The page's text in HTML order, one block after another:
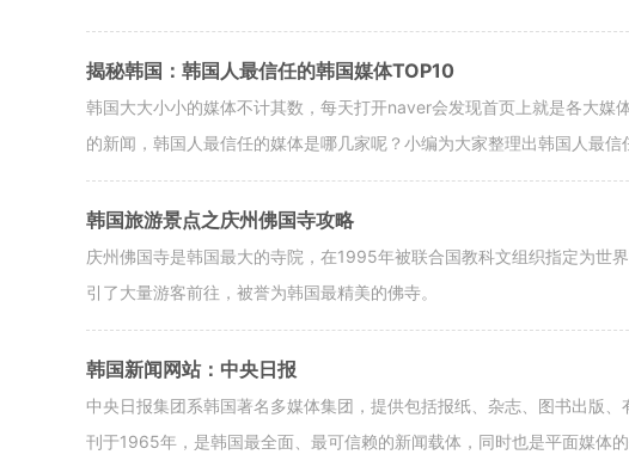
揭秘韩国：韩国人最信任的韩国媒体TOP10
韩国大大小小的媒体不计其数，每天打开naver会发现首页上就是各大媒
的新闻，韩国人最信任的媒体是哪几家呢？小编为大家整理出韩国人最
韩国旅游景点之庆州佛国寺攻略
庆州佛国寺是韩国最大的寺院，在1995年被联合国教科文组织指定为世
引了大量游客前往，被誉为韩国最精美的佛寺。
韩国新闻网站：中央日报
中央日报集团系韩国著名多媒体集团，提供包括报纸、杂志、图书出版
刊于1965年，是韩国最全面、最可信赖的新闻载体，同时也是平面媒体